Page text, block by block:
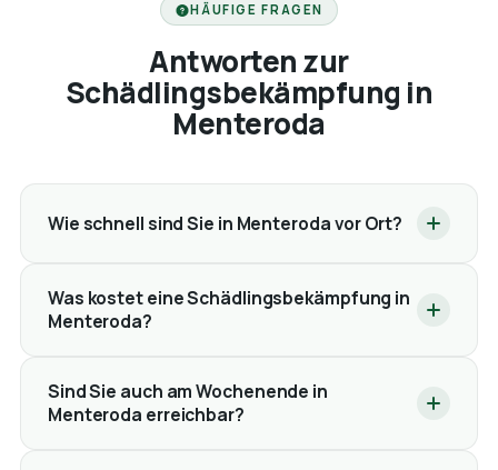
HÄUFIGE FRAGEN
Antworten zur
Schädlingsbekämpfung in
Menteroda
Wie schnell sind Sie in Menteroda vor Ort?
Was kostet eine Schädlingsbekämpfung in
Menteroda?
Sind Sie auch am Wochenende in
Menteroda erreichbar?